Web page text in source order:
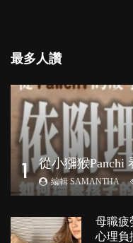
最多人讚
1 編輯 SAMANTHA
母職疲
心理負